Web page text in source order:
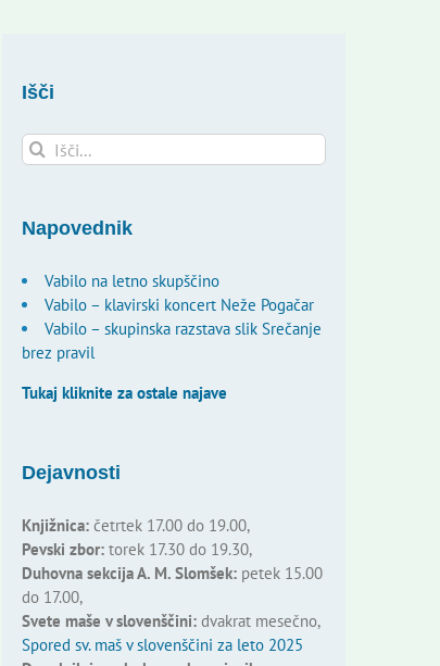
Išči
Search
for:
Napovednik
Vabilo na letno skupščino
Vabilo – klavirski koncert Neže Pogačar
Vabilo – skupinska razstava slik Srečanje
brez pravil
Tukaj kliknite za ostale najave
Dejavnosti
Knjižnica:četrtek 17.00 do 19.00,
Pevski zbor:torek 17.30 do 19.30,
Duhovna sekcija A. M. Slomšek:petek 15.00
do 17.00,
Svete maše v slovenščini:dvakrat mesečno,
Spored sv. maš v slovenščini za leto 2025